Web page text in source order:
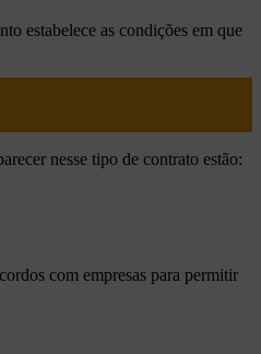
estabelece as condições em que
nesse tipo de contrato estão:
com empresas para permitir